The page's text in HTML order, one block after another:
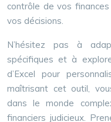
contrôle de vos
vos décisions.
N’hésitez pas à
spécifiques et à
d’Excel pour
maîtrisant cet outil,
dans le monde
financiers judicieux.